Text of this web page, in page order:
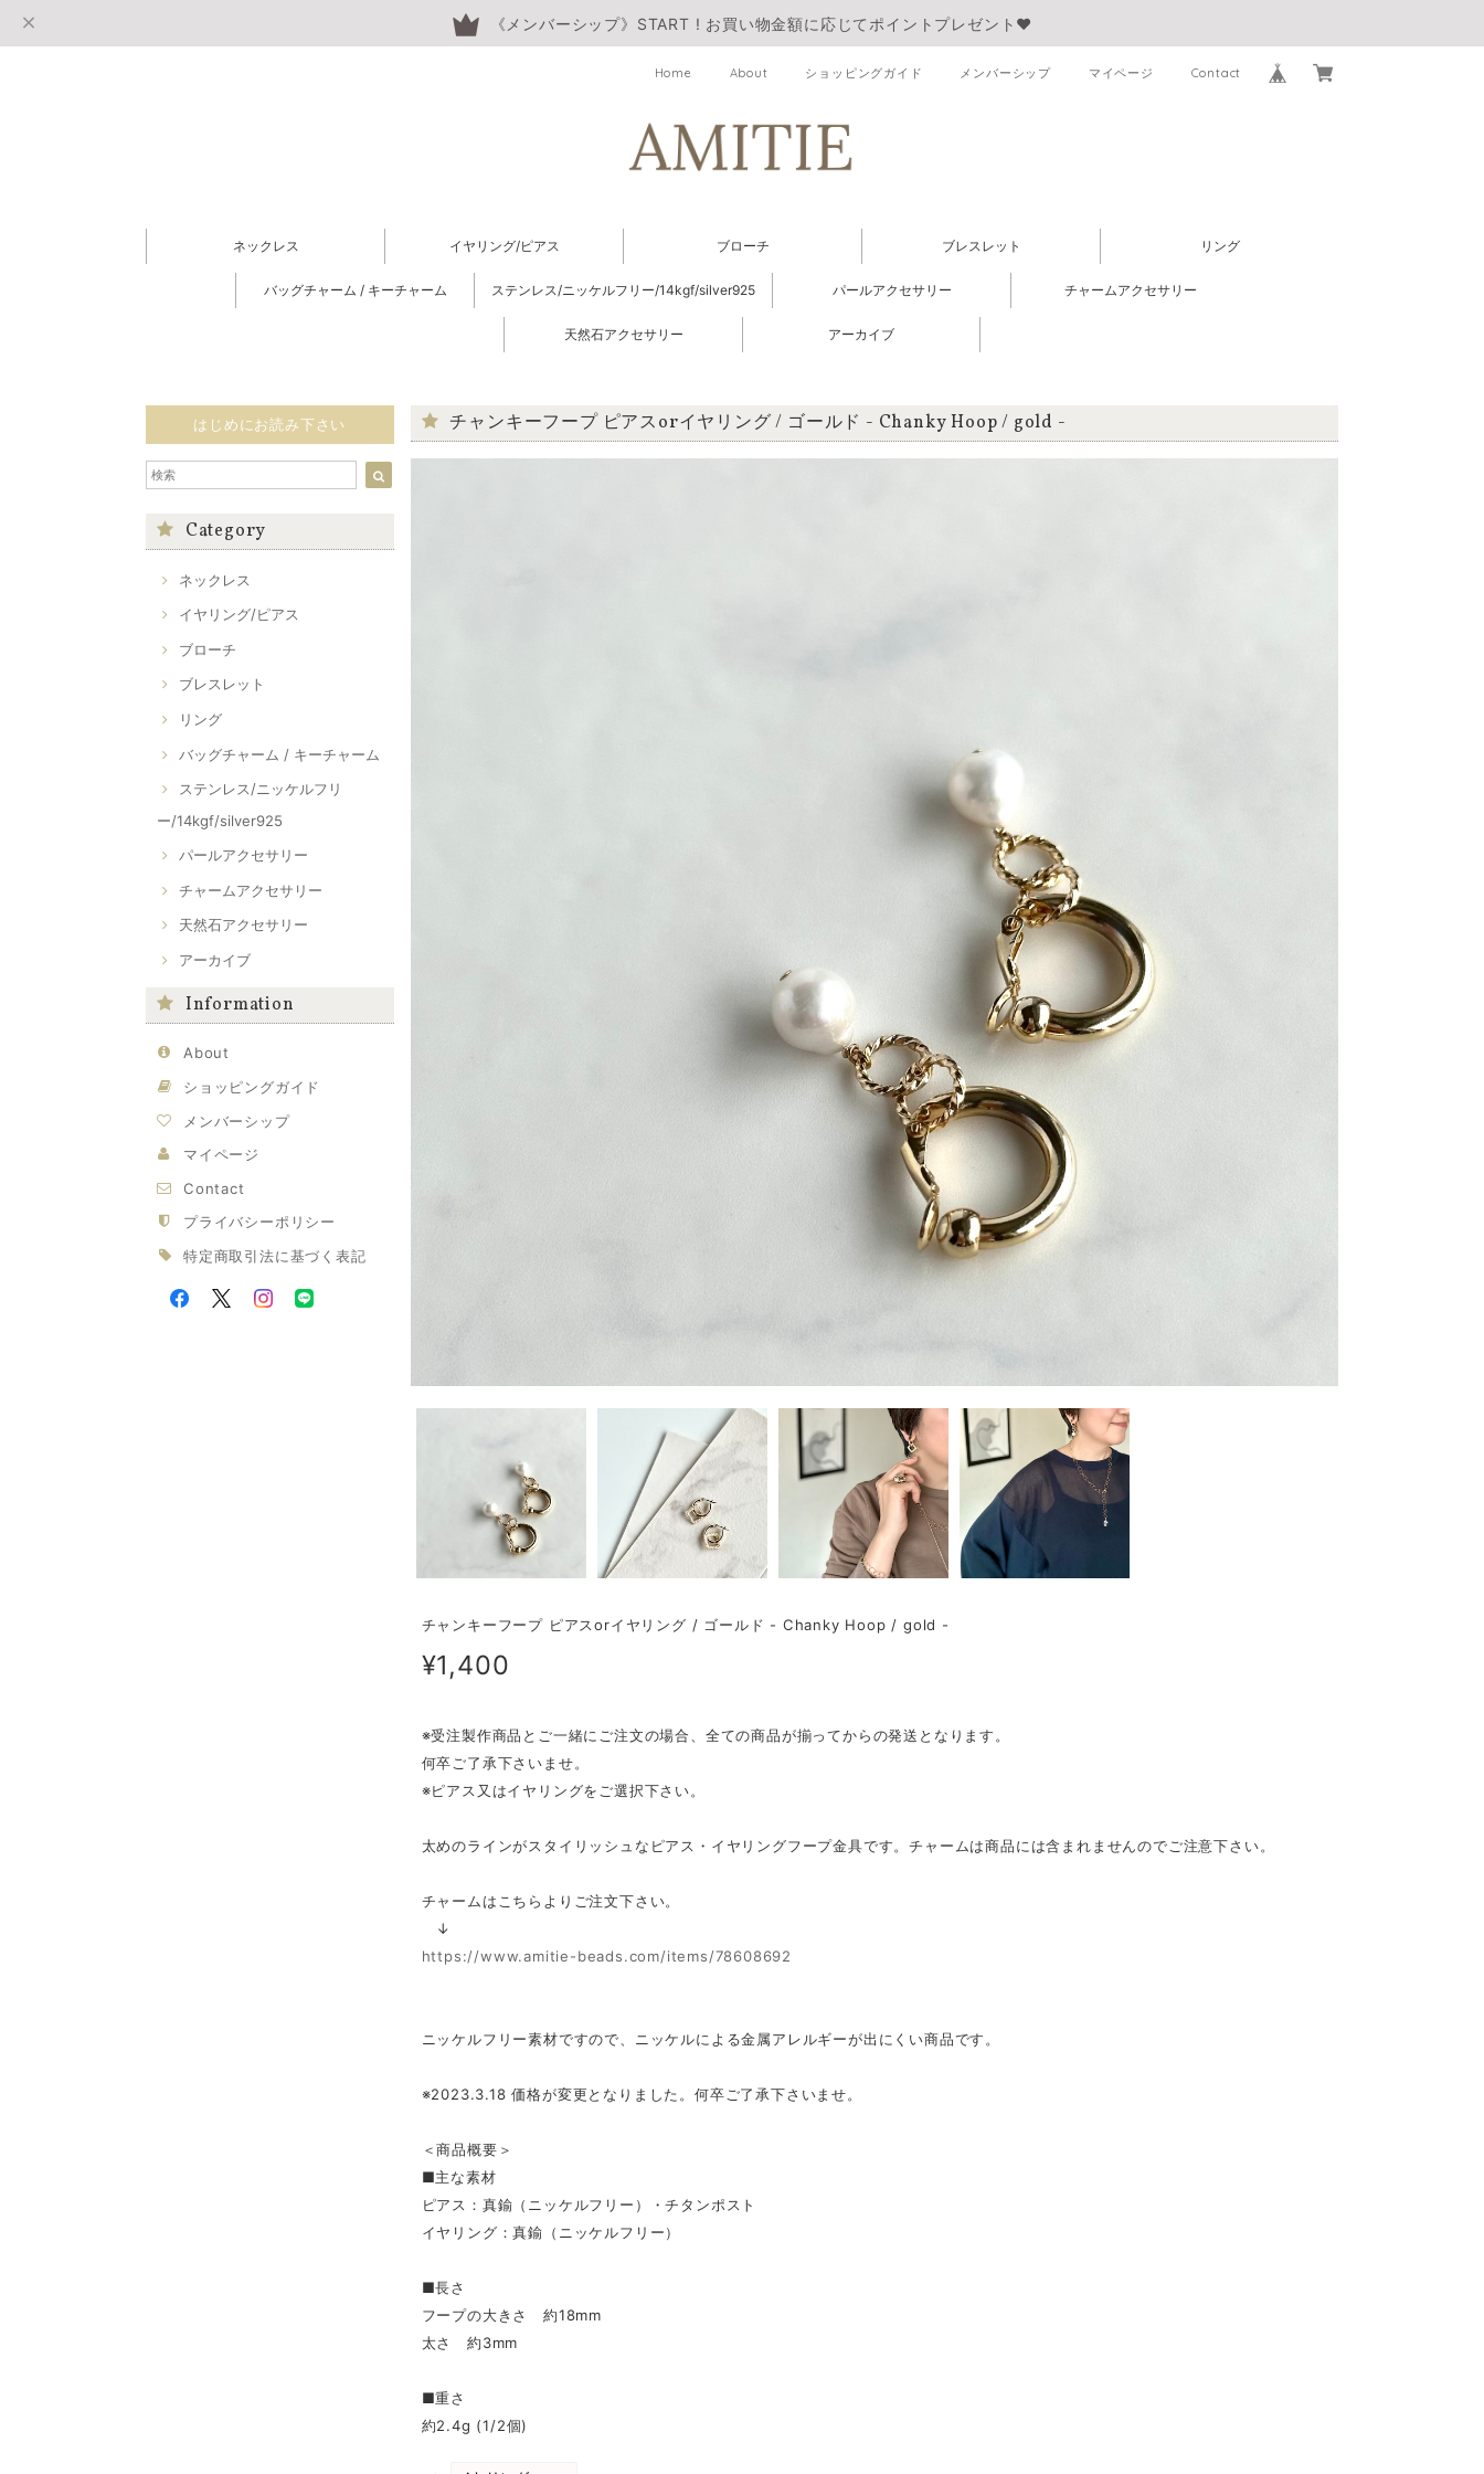
《メンバーシップ》START ! お買い物金額に応じてポイントプレゼント❤︎
Home About ショッピングガイド メンバーシップ マイページ Contact
ネックレス イヤリング/ピアス ブローチ ブレスレット リング
バッグチャーム / キーチャーム ステンレス/ニッケルフリー/14kgf/silver925 パールアクセサリー チャームアクセサリー
天然石アクセサリー アーカイブ
はじめにお読み下さい
Category
ネックレス
イヤリング/ピアス
ブローチ
ブレスレット
リング
バッグチャーム / キーチャーム
ステンレス/ニッケルフリ
ー/14kgf/silver925
パールアクセサリー
チャームアクセサリー
天然石アクセサリー
アーカイブ
Information
About
ショッピングガイド
メンバーシップ
マイページ
Contact
プライバシーポリシー
特定商取引法に基づく表記
チャンキーフープ ピアスorイヤリング / ゴールド - Chanky Hoop / gold -
チャンキーフープ ピアスorイヤリング / ゴールド - Chanky Hoop / gold -
¥1,400
※受注製作商品とご一緒にご注文の場合、全ての商品が揃ってからの発送となります。
何卒ご了承下さいませ。
※ピアス又はイヤリングをご選択下さい。
太めのラインがスタイリッシュなピアス・イヤリングフープ金具です。チャームは商品には含まれませんのでご注意下さい。
チャームはこちらよりご注文下さい。
↓
https://www.amitie-beads.com/items/78608692
ニッケルフリー素材ですので、ニッケルによる金属アレルギーが出にくい商品です。
※2023.3.18 価格が変更となりました。何卒ご了承下さいませ。
＜商品概要＞
■主な素材
ピアス：真鍮（ニッケルフリー）・チタンポスト
イヤリング：真鍮（ニッケルフリー）
■長さ
フープの大きさ 約18mm
太さ 約3mm
■重さ
約2.4g (1/2個)